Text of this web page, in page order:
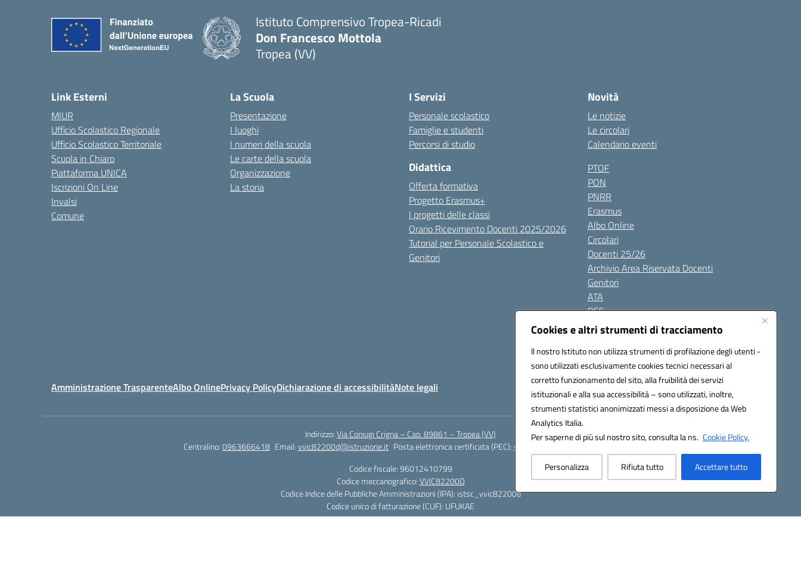
Cookies e altri strumenti di tracciamento
Il nostro Istituto non utilizza strumenti di profilazione degli utenti -
sono utilizzati esclusivamente cookies tecnici necessari al
corretto funzionamento del sito, alla fruibilità dei servizi
istituzionali e alla sua accessibilità – sono utilizzati, inoltre,
strumenti statistici anonimizzati messi a disposizione da Web
Analytics Italia.
Per saperne di più sul nostro sito, consulta la ns. Cookie Policy.
Personalizza Rifiuta tutto Accettare tutto
Istituto Comprensivo Tropea-Ricadi
Don Francesco Mottola
Tropea (VV)
Link Esterni
MIUR
Ufficio Scolastico Regionale
Ufficio Scolastico Territoriale
Scuola in Chiaro
Piattaforma UNICA
Iscrizioni On Line
Invalsi
Comune
La Scuola
Presentazione
I luoghi
I numeri della scuola
Le carte della scuola
Organizzazione
La storia
I Servizi
Personale scolastico
Famiglie e studenti
Percorsi di studio
Didattica
Offerta formativa
Progetto Erasmus+
I progetti delle classi
Orario Ricevimento Docenti 2025/2026
Tutorial per Personale Scolastico e
Genitori
Novità
Le notizie
Le circolari
Calendario eventi
PTOF
PON
PNRR
Erasmus
Albo Online
Circolari
Docenti 25/26
Archivio Area Riservata Docenti
Genitori
ATA
BES
Modulistica
Gallery
Amministrazione TrasparenteAlbo OnlinePrivacy PolicyDichiarazione di accessibilitàNote legali
Indirizzo:Via Coniugi Crigna – Cap. 89861 – Tropea (VV)
Centralino:0963666418 Email:vvic82200d@istruzione.it Posta elettronica certificata (PEC):vvic82200d@pec.istruzione.it
Codice fiscale: 96012410799
Codice meccanografico:VVIC82200D
Codice Indice delle Pubbliche Amministrazioni (IPA): istsc_vvic82200d
Codice unico di fatturazione (CUF): UFUKAE